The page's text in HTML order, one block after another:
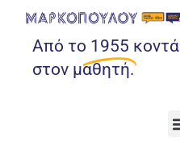
Από το 1955 κοντά
στον μαθητή.